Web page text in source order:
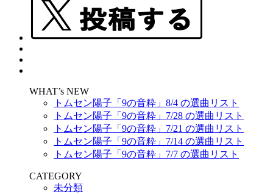
WHAT’s NEW
トムセン陽子「9の音粋」8/4 の選曲リスト
トムセン陽子「9の音粋」7/28 の選曲リスト
トムセン陽子「9の音粋」7/21 の選曲リスト
トムセン陽子「9の音粋」7/14 の選曲リスト
トムセン陽子「9の音粋」7/7 の選曲リスト
CATEGORY
未分類